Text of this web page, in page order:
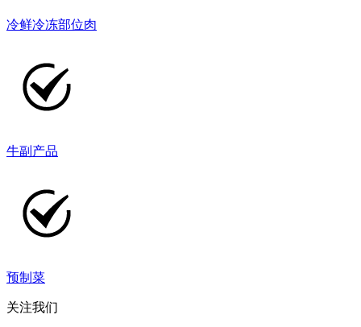
冷鲜冷冻部位肉
牛副产品
预制菜
关注我们